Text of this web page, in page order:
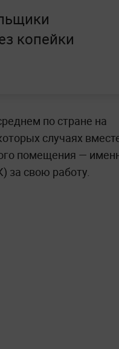
копейки
по стране на
случаях
помещения —
за свою работу.